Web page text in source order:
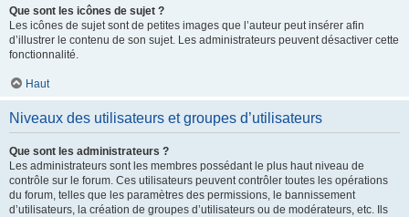
Que sont les icônes de sujet ?
Les icônes de sujet sont de petites images que l’auteur peut insérer afin
d’illustrer le contenu de son sujet. Les administrateurs peuvent désactiver cette
fonctionnalité.
Haut
Niveaux des utilisateurs et groupes d’utilisateurs
Que sont les administrateurs ?
Les administrateurs sont les membres possédant le plus haut niveau de
contrôle sur le forum. Ces utilisateurs peuvent contrôler toutes les opérations
du forum, telles que les paramètres des permissions, le bannissement
d’utilisateurs, la création de groupes d’utilisateurs ou de modérateurs, etc. Ils